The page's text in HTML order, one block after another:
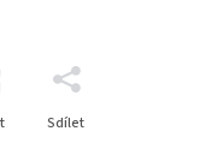
Sdílet